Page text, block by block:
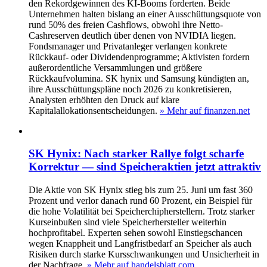
den Rekordgewinnen des KI-Booms forderten. Beide
Unternehmen halten bislang an einer Ausschüttungsquote von
rund 50% des freien Cashflows, obwohl ihre Netto-
Cashreserven deutlich über denen von NVIDIA liegen.
Fondsmanager und Privatanleger verlangen konkrete
Rückkauf- oder Dividendenprogramme; Aktivisten fordern
außerordentliche Versammlungen und größere
Rückkaufvolumina. SK hynix und Samsung kündigten an,
ihre Ausschüttungspläne noch 2026 zu konkretisieren,
Analysten erhöhten den Druck auf klare
Kapitalallokationsentscheidungen. » Mehr auf finanzen.net
SK Hynix: Nach starker Rallye folgt scharfe
Korrektur — sind Speicheraktien jetzt attraktiv
Die Aktie von SK Hynix stieg bis zum 25. Juni um fast 360
Prozent und verlor danach rund 60 Prozent, ein Beispiel für
die hohe Volatilität bei Speicherchipherstellern. Trotz starker
Kurseinbußen sind viele Speicherhersteller weiterhin
hochprofitabel. Experten sehen sowohl Einstiegschancen
wegen Knappheit und Langfristbedarf an Speicher als auch
Risiken durch starke Kursschwankungen und Unsicherheit in